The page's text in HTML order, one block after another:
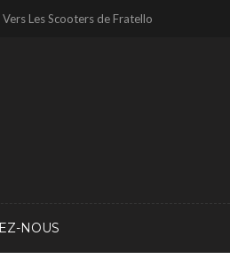
Vers Les Scooters de Fratello
NOUS